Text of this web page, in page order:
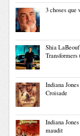
3 choses que
Shia
Transformers
Indiana
Croisade
Indiana
maudit